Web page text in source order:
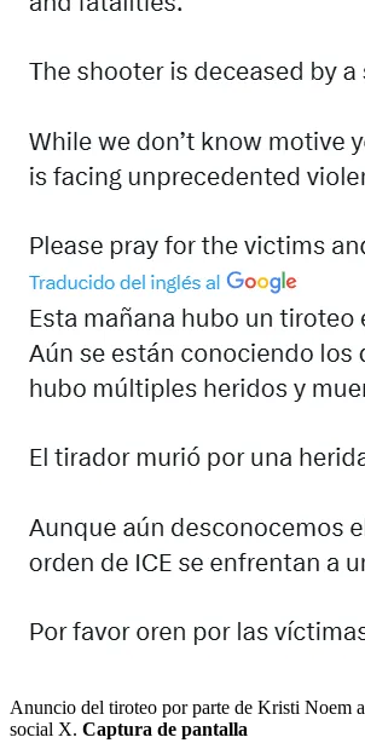
Anuncio del tiroteo por parte de Kristi Noem
social X. Captura de pantalla